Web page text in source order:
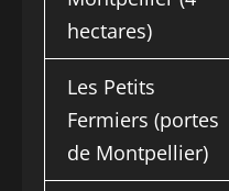
hectares)
Les Petits
Fermiers (portes
de Montpellier)